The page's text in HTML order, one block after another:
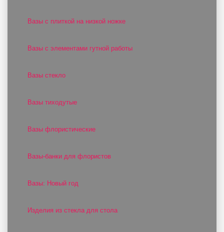
Вазы с плиткой на низкой ножке
Вазы с элементами гутной работы
Вазы стекло
Вазы тиходутые
Вазы флористические
Вазы-банки для флористов
Вазы: Новый год
Изделия из стекла для стола